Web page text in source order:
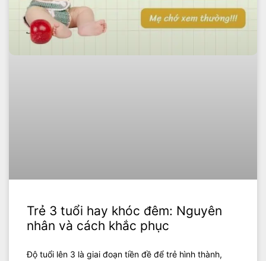
Trẻ 3 tuổi hay khóc đêm: Nguyên
nhân và cách khắc phục
Độ tuổi lên 3 là giai đoạn tiền đề để trẻ hình thành,